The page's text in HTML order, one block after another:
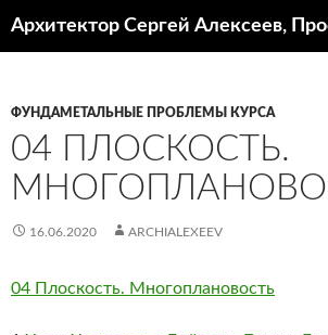
ФУНДАМЕТАЛЬНЫЕ ПРОБЛЕМЫ КУРСА
04 ПЛОСКОСТЬ.
16.06.2020 ARCHIALEXEEV
04 Плоскость. Многоплановость